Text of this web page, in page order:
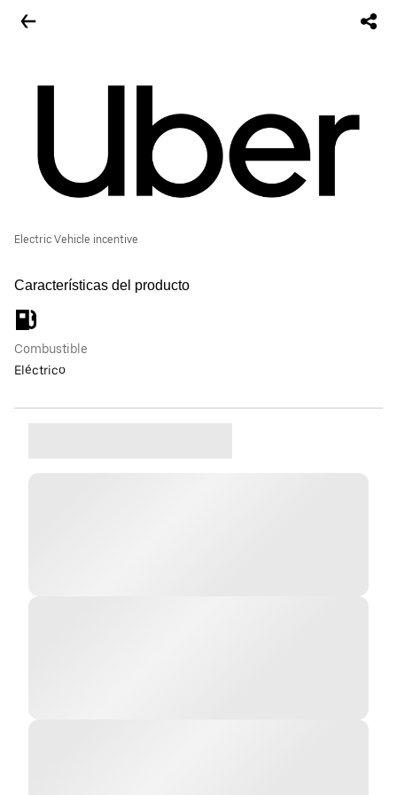
Electric Vehicle incentive
Características del producto
Combustible
Eléctrico